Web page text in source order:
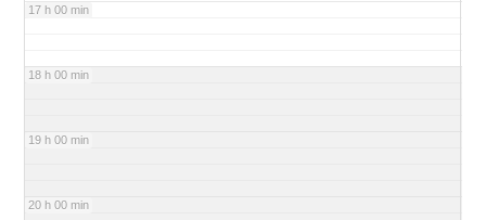
17 h 00 min
18 h 00 min
19 h 00 min
20 h 00 min